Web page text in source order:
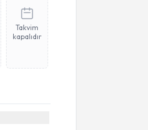
Takvim
kapalıdır